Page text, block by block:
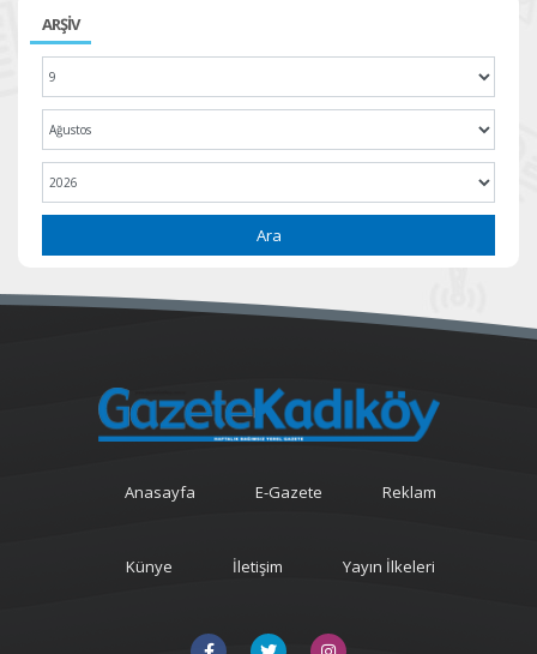
ARŞİV
Ara
Anasayfa E-Gazete Reklam
Künye İletişim Yayın İlkeleri